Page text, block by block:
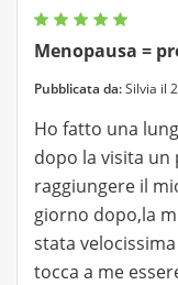
Menopausa =
Pubblicata da:Silvia il
Ho fatto una
dopo la visita un
raggiungere il
giorno dopo,la
stata
tocca a me